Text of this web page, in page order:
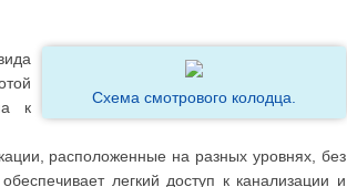
Схема смотрового колодца.
к
расположенные на разных уровнях, без
легкий доступ к канализации и